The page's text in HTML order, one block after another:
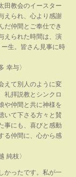
田教会のイースター
えられ、心より感謝
だ仲間とご奉仕でき
えられた時間は、演
生。皆さん見事に時
幸与〉
えて別人のように変
礼拝説教とシンクロ
や仲間と共に神様を
いて下さる方々と賛
事にも、喜びと感動
る仲間に、心から感
純枝〉
かったです。私が一